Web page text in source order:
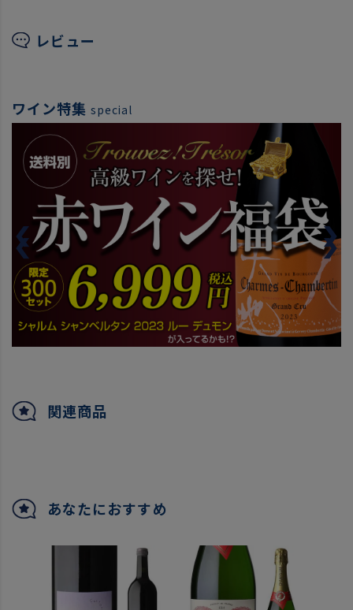
レビュー
ワイン特集 special
関連商品
あなたにおすすめ